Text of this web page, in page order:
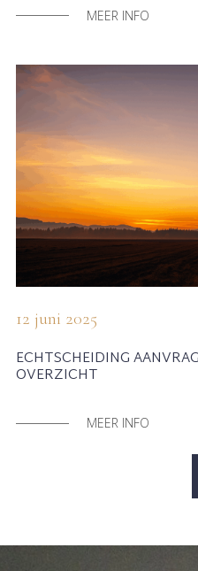
MEER INFO
12 juni 2025
ECHTSCHEIDING
OVERZICHT
MEER INFO